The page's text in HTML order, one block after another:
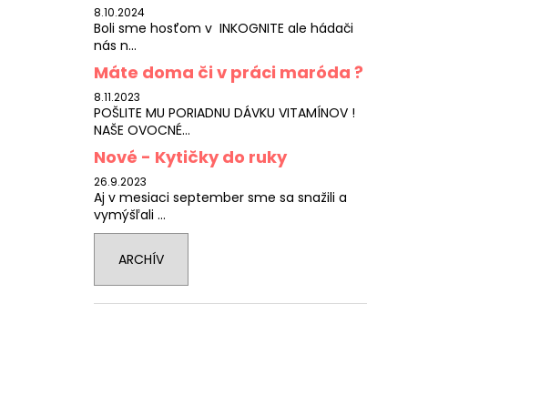
8.10.2024
Boli sme hosťom v INKOGNITE ale hádači
nás n...
Máte doma či v práci maróda ?
8.11.2023
POŠLITE MU PORIADNU DÁVKU VITAMÍNOV !
NAŠE OVOCNÉ...
Nové - Kytičky do ruky
26.9.2023
Aj v mesiaci september sme sa snažili a
vymýšľali ...
ARCHÍV